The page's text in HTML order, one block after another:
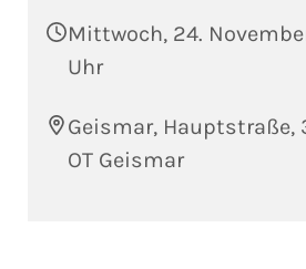
Mittwoch, 24.
Uhr
Geismar, Hauptstraße,
OT Geismar